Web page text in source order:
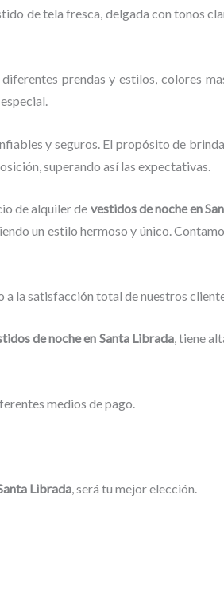
de tela fresca, delgada con tonos
prendas y estilos, colores
y seguros. El propósito de
superando así las expectativas.
de alquiler de vestidos de noche en
un estilo hermoso y único.
la satisfacción total de nuestros
de noche en Santa Librada, tiene
medios de pago.
Librada, será tu mejor elección.